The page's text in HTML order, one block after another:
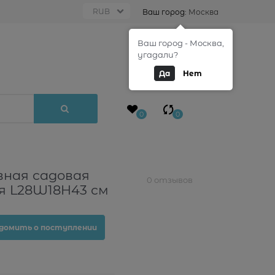
Ваш город: Москва
0
0 0
садовая
см
о поступлении
0 отзывов
Ваш город - Москва,
угадали?
Да Нет